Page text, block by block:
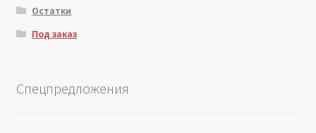
Остатки
Под заказ
Спецпредложения